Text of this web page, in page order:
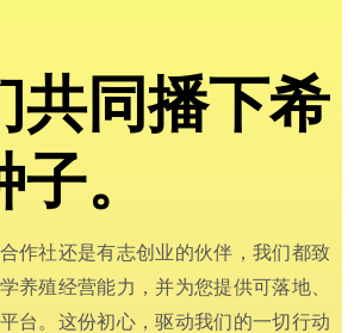
共同播下希
。
作社还是有志创业的伙伴，我们都致
养殖经营能力，并为您提供可落地、
台。这份初心，驱动我们的一切行动